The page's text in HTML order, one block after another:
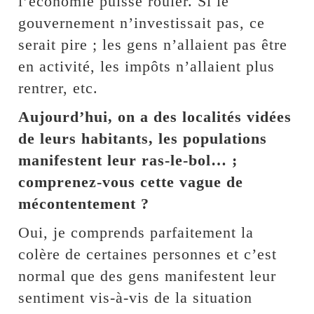
gouvernement n’investissait pas, ce
serait pire ; les gens n’allaient pas être
en activité, les impôts n’allaient plus
rentrer, etc.
Aujourd’hui, on a des localités vidées
de leurs habitants, les populations
manifestent leur ras-le-bol… ;
comprenez-vous cette vague de
mécontentement ?
Oui, je comprends parfaitement la
colère de certaines personnes et c’est
normal que des gens manifestent leur
sentiment vis-à-vis de la situation